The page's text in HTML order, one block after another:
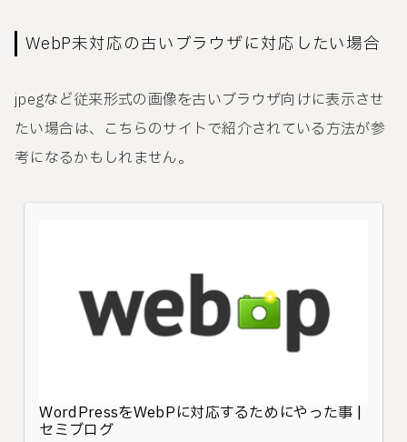
WebP未対応の古いブラウザに対応したい場合
jpegなど従来形式の画像を古いブラウザ向けに表示させ
たい場合は、こちらのサイトで紹介されている方法が参
考になるかもしれません。
WordPressをWebPに対応するためにやった事 |
セミブログ